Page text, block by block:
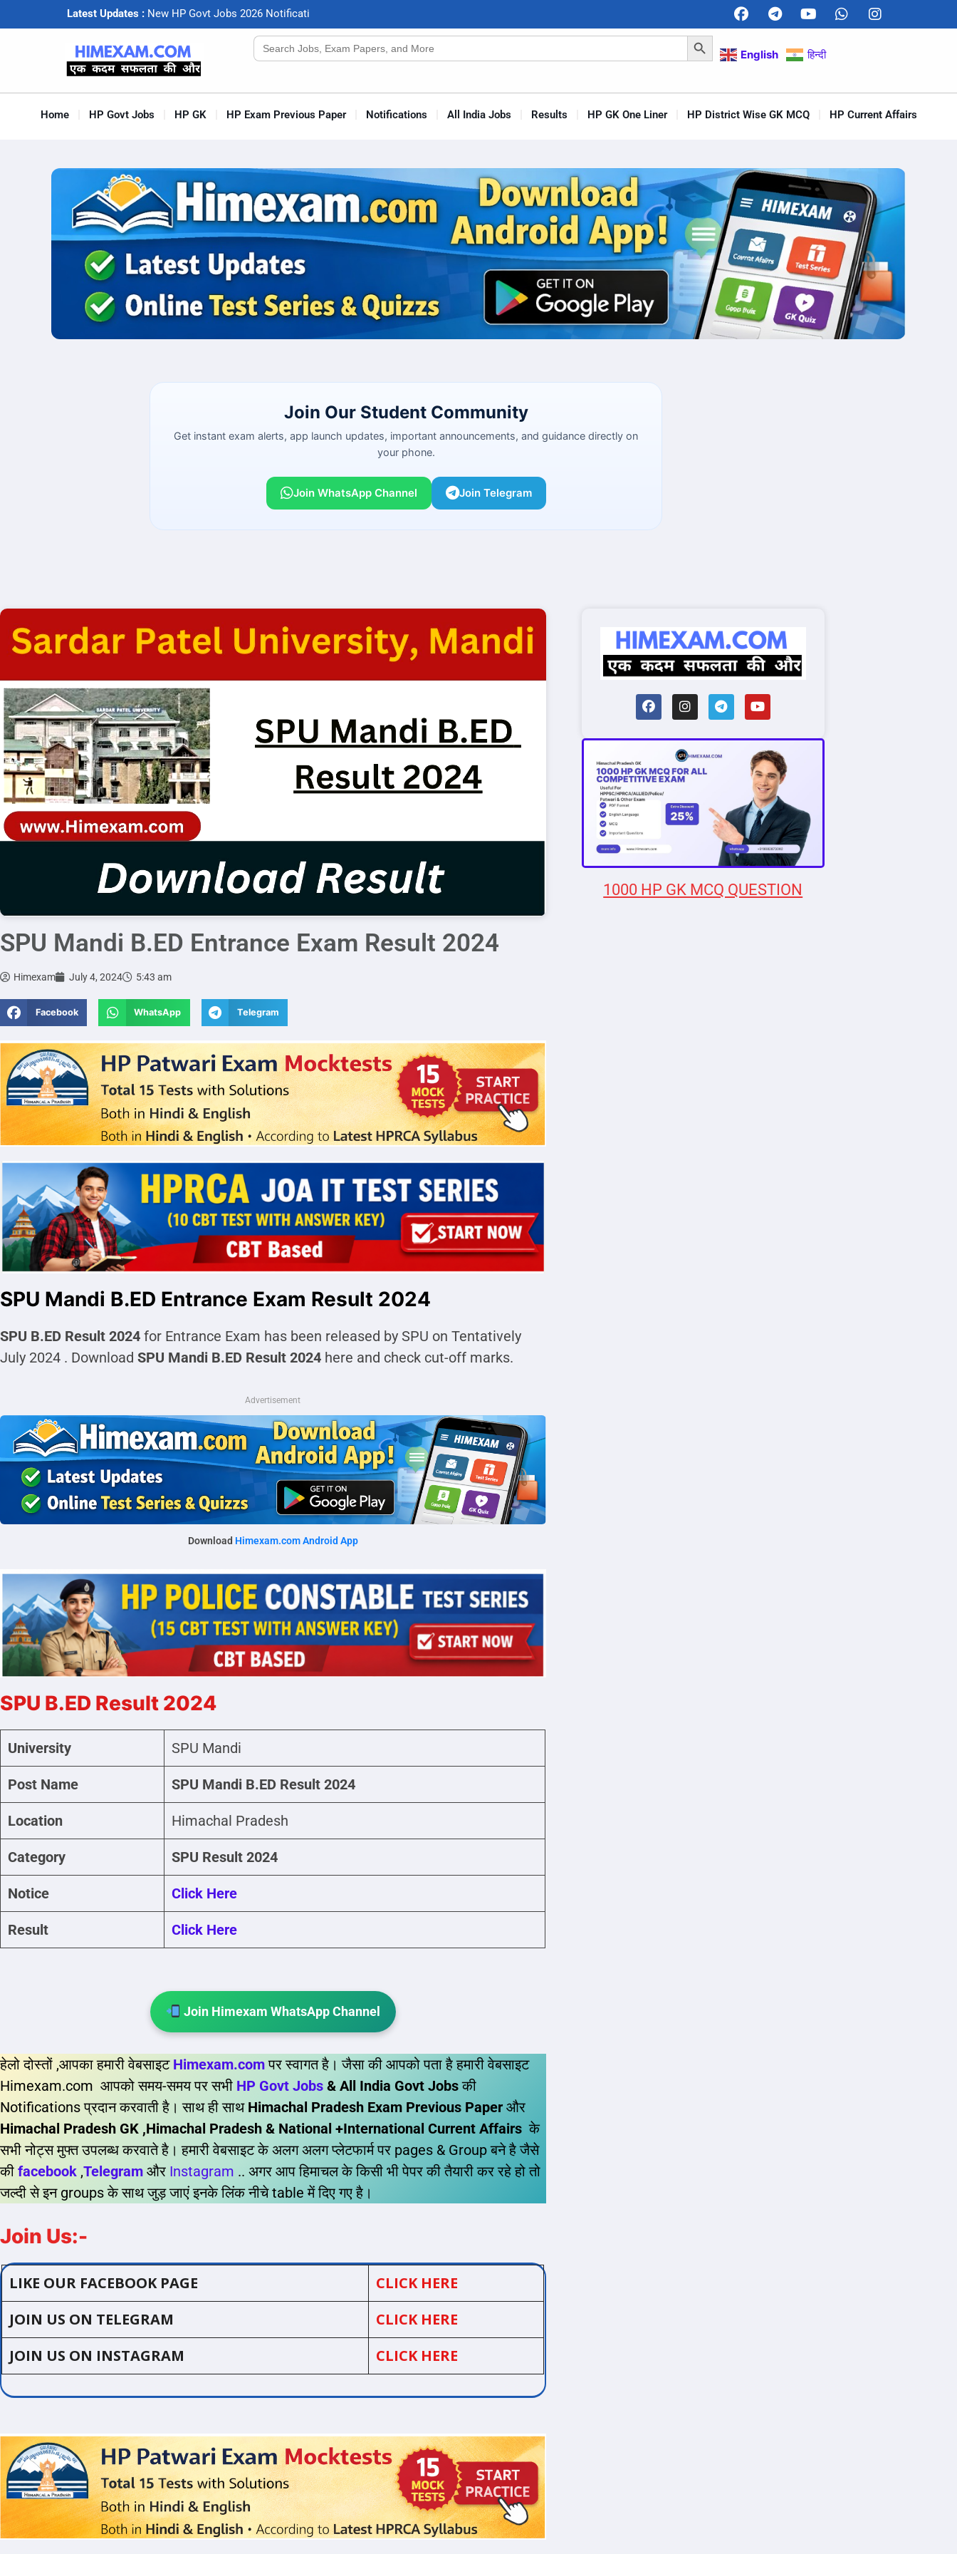
Latest Updates : New HP Govt Jobs 2026 Notifcati
Search
for:
Search Button
English
हिन्दी
Home HP Govt Jobs HP GK HP Exam Previous Paper Notifications All India Jobs Results HP GK One Liner HP District Wise GK MCQ HP Current Affairs
Join Our Student Community
Get instant exam alerts, app launch updates, important announcements, and guidance directly on
your phone.
Join WhatsApp Channel Join Telegram
SPU Mandi B.ED Entrance Exam Result 2024
Himexam July 4, 2024 5:43 am
Facebook WhatsApp Telegram
SPU Mandi B.ED Entrance Exam Result 2024
SPU B.ED Result 2024 for Entrance Exam has been released by SPU on Tentatively
July 2024 . Download SPU Mandi B.ED Result 2024 here and check cut-off marks.
Advertisement
Download Himexam.com Android App
SPU B.ED Result 2024
University SPU Mandi
Post Name SPU Mandi B.ED Result 2024
Location Himachal Pradesh
Category SPU Result 2024
Notice Click Here
Result Click Here
Join Himexam WhatsApp Channel
हेलो दोस्तों ,आपका हमारी वेबसाइट Himexam.comपर स्वागत है। जैसा की आपको पता है हमारी वेबसाइट
Himexam.com आपको समय-समय पर सभी HP Govt Jobs & All India Govt Jobsकी
Notifications प्रदान करवाती है। साथ ही साथ Himachal Pradesh Exam Previous Paper और
Himachal Pradesh GK ,Himachal Pradesh & National +International Current Affairs के
सभी नोट्स मुफ्त उपलब्ध करवाते है। हमारी वेबसाइट के अलग अलग प्लेटफार्म पर pages & Group बने है जैसे
की facebook ,Telegram और Instagram .. अगर आप हिमाचल के किसी भी पेपर की तैयारी कर रहे हो तो
जल्दी से इन groups के साथ जुड़ जाएं इनके लिंक नीचे table में दिए गए है।
Join Us:-
LIKE OUR FACEBOOK PAGE
CLICK HERE
JOIN US ON TELEGRAM
CLICK HERE
JOIN US ON INSTAGRAM
CLICK HERE
1000 HP GK MCQ QUESTION